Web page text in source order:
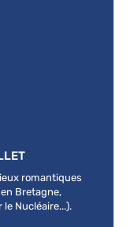
romantiques
Bretagne,
Nucléaire...).